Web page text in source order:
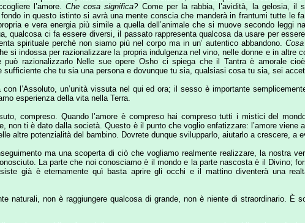
ma una scoperta di ciò che vogliamo realmente realizzare, la nostra vera natura che è già
parte che noi conosciamo è il mondo e la parte nascosta è il Divino; forse si farà un lungo
eternamente quì basta aprire gli occhi e il mattino diventerà una realtà evidente perché
non è raggiungere qualcosa di grande, non è niente di straordinario. È solo essere naturali,
molti insegnanti del Tantra dell’antica tradizione indiana a cui possiamo affidare le nostre
personale in cui il ricercatore si mette in gioco e comincia da solo ad addentrarsi nel
per proteggerci dagli altri fino a giungere all'età adulta con una personalità fin troppo seria
è quella parte della nostra personalità che ha mantenuto le caratteristiche dell'infanzia che
molte ingiustizie, la perdita dell'amore e del calore originario nonchè dell'approvazione
di non essere stati all'altezza delle loro aspettative. Il Bambino Interiore è ferito, ha paura
esattamente come i nostri genitori, la cultura e la società hanno fatto con noi: ci sentiamo
ci viene insegnato il controllo in tutto ciò che facciamo perdendo l'armonia di sentirsi
sia una recita per non affrontare le decisioni della vita, di sacrificarci e di cavarcela da